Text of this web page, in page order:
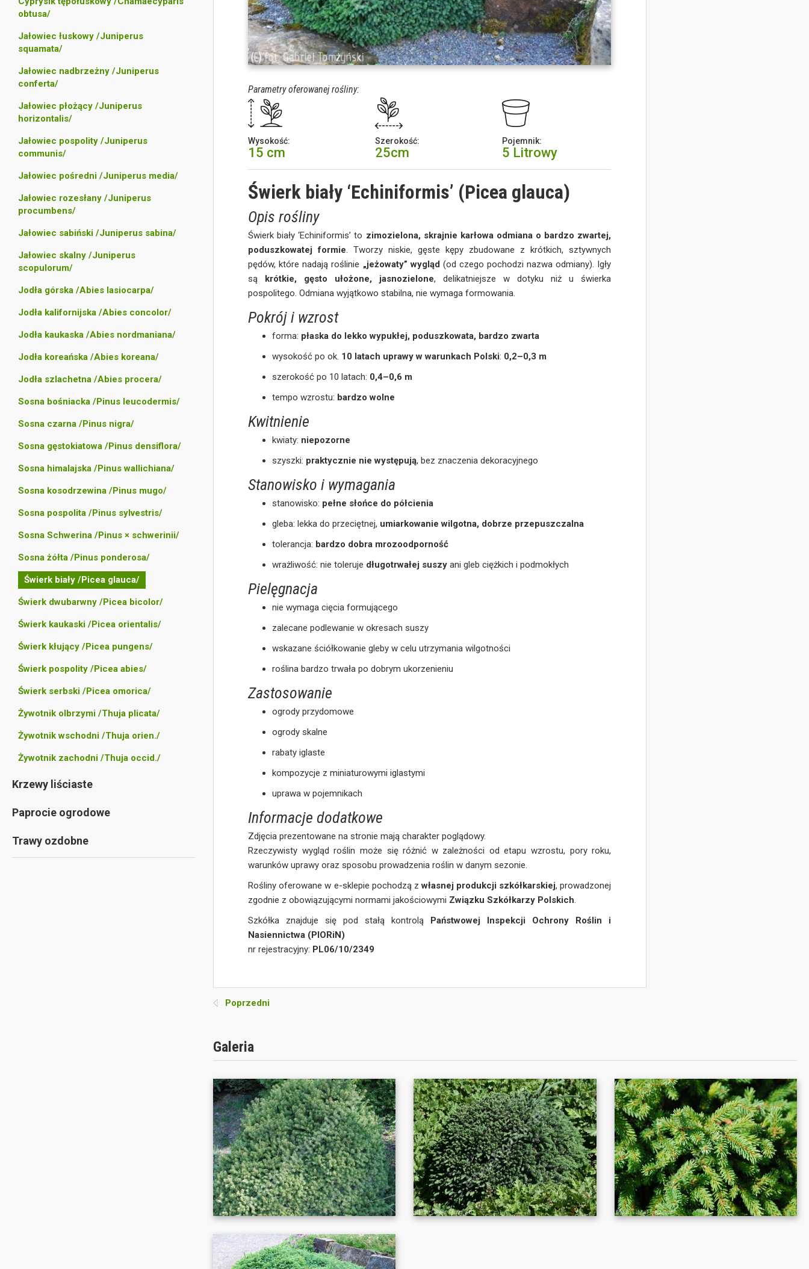
obtusa/
Jałowiec łuskowy /Juniperus
squamata/
Jałowiec nadbrzeżny /Juniperus
conferta/
Jałowiec płożący /Juniperus
horizontalis/
Jałowiec pospolity /Juniperus
communis/
Jałowiec pośredni /Juniperus media/
Jałowiec rozesłany /Juniperus
procumbens/
Jałowiec sabiński /Juniperus sabina/
Jałowiec skalny /Juniperus
scopulorum/
Jodła górska /Abies lasiocarpa/
Jodła kalifornijska /Abies concolor/
Jodła kaukaska /Abies nordmaniana/
Jodła koreańska /Abies koreana/
Jodła szlachetna /Abies procera/
Sosna bośniacka /Pinus leucodermis/
Sosna czarna /Pinus nigra/
Sosna gęstokiatowa /Pinus densiflora/
Sosna himalajska /Pinus wallichiana/
Sosna kosodrzewina /Pinus mugo/
Sosna pospolita /Pinus sylvestris/
Sosna Schwerina /Pinus × schwerinii/
Sosna żółta /Pinus ponderosa/
Świerk biały /Picea glauca/
Świerk dwubarwny /Picea bicolor/
Świerk kaukaski /Picea orientalis/
Świerk kłujący /Picea pungens/
Świerk pospolity /Picea abies/
Świerk serbski /Picea omorica/
Żywotnik olbrzymi /Thuja plicata/
Żywotnik wschodni /Thuja orien./
Żywotnik zachodni /Thuja occid./
Krzewy liściaste
Paprocie ogrodowe
Trawy ozdobne
Parametry oferowanej rośliny:
Wysokość:
15 cm
Szerokość:
25cm
Pojemnik:
5 Litrowy
Świerk biały ‘Echiniformis’ (Picea glauca)
Opis rośliny
Świerk biały ‘Echiniformis’ to zimozielona, skrajnie karłowa odmiana o bardzo zwartej,
poduszkowatej formie. Tworzy niskie, gęste kępy zbudowane z krótkich, sztywnych
pędów, które nadają roślinie „jeżowaty” wygląd (od czego pochodzi nazwa odmiany). Igły
są
krótkie, gęsto ułożone, jasnozielone, delikatniejsze w dotyku niż u świerka
pospolitego. Odmiana wyjątkowo stabilna, nie wymaga formowania.
Pokrój i wzrost
forma: płaska do lekko wypukłej, poduszkowata, bardzo zwarta
wysokość po ok. 10 latach uprawy w warunkach Polski: 0,2–0,3 m
szerokość po 10 latach: 0,4–0,6 m
tempo wzrostu: bardzo wolne
Kwitnienie
kwiaty: niepozorne
szyszki: praktycznie nie występują, bez znaczenia dekoracyjnego
Stanowisko i wymagania
stanowisko: pełne słońce do półcienia
gleba: lekka do przeciętnej, umiarkowanie wilgotna, dobrze przepuszczalna
tolerancja: bardzo dobra mrozoodporność
wrażliwość: nie toleruje długotrwałej suszy ani gleb ciężkich i podmokłych
Pielęgnacja
nie wymaga cięcia formującego
zalecane podlewanie w okresach suszy
wskazane ściółkowanie gleby w celu utrzymania wilgotności
roślina bardzo trwała po dobrym ukorzenieniu
Zastosowanie
ogrody przydomowe
ogrody skalne
rabaty iglaste
kompozycje z miniaturowymi iglastymi
uprawa w pojemnikach
Informacje dodatkowe
Zdjęcia prezentowane na stronie mają charakter poglądowy.
Rzeczywisty wygląd roślin może się różnić w zależności od etapu wzrostu, pory roku,
warunków uprawy oraz sposobu prowadzenia roślin w danym sezonie.
Rośliny oferowane w e-sklepie pochodzą zwłasnej produkcji szkółkarskiej, prowadzonej
zgodnie z obowiązującymi normami jakościowymi Związku Szkółkarzy Polskich.
Szkółka znajduje się pod stałą kontrolą
Państwowej Inspekcji Ochrony Roślin i
Nasiennictwa (PIORiN)
nr rejestracyjny: PL06/10/2349
Poprzedni
Galeria